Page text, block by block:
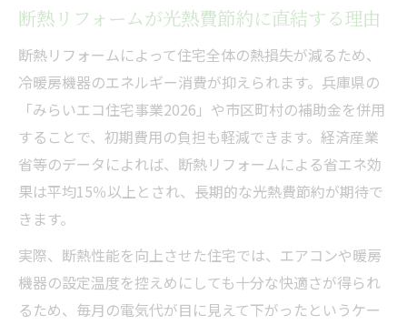
断熱リフォームが光熱費節約に直結する理由
断熱リフォームによって住宅全体の熱損失が減るため、
冷暖房機器のエネルギー消費が抑えられます。兵庫県の
「みらいエコ住宅事業2026」や市区町村の補助金を併用
することで、初期費用の負担も軽減できます。経済産業
省等のデータによれば、断熱リフォームによる省エネ効
果は平均15％以上とされ、長期的な光熱費節約が期待で
きます。
実際、断熱性能を向上させた住宅では、エアコンや暖房
機器の設定温度を控えめにしても十分な快適さが得られ
るため、毎月の電気代が目に見えて下がったというケー